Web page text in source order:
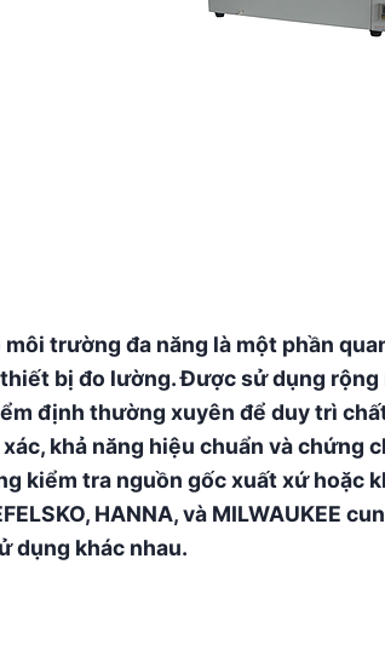
trường đa năng là một phần
bị đo lường. Được sử dụng
định thường xuyên để duy trì
khả năng hiệu chuẩn và chứng
kiểm tra nguồn gốc xuất xứ hoặc
HANNA, và MILWAUKEE
dụng khác nhau.